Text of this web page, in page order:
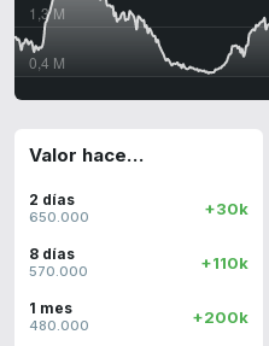
Valor hace…
2 días
650.000 +30k
8 días
570.000 +110k
1 mes
480.000 +200k